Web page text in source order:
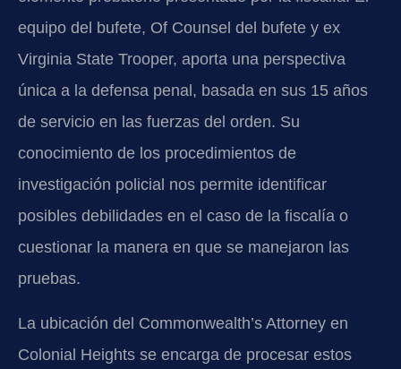
equipo del bufete, Of Counsel del bufete y ex
Virginia State Trooper, aporta una perspectiva
única a la defensa penal, basada en sus 15 años
de servicio en las fuerzas del orden. Su
conocimiento de los procedimientos de
investigación policial nos permite identificar
posibles debilidades en el caso de la fiscalía o
cuestionar la manera en que se manejaron las
pruebas.
La ubicación del Commonwealth’s Attorney en
Colonial Heights se encarga de procesar estos